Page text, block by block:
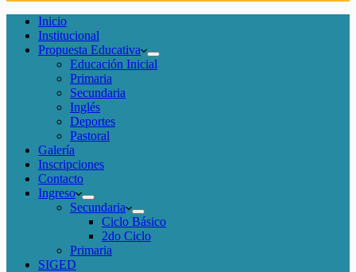
Inicio
Institucional
Propuesta Educativa
Educación Inicial
Primaria
Secundaria
Inglés
Deportes
Pastoral
Galería
Inscripciones
Contacto
Ingreso
Secundaria
Ciclo Básico
2do Ciclo
Primaria
SIGED